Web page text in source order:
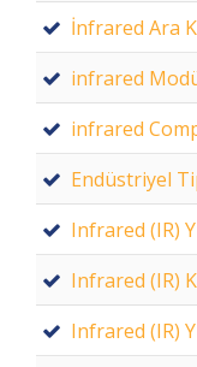
İnfrared Ara
infrared
infrared
Endüstriyel
Infrared (IR)
Infrared (IR)
Infrared (IR)